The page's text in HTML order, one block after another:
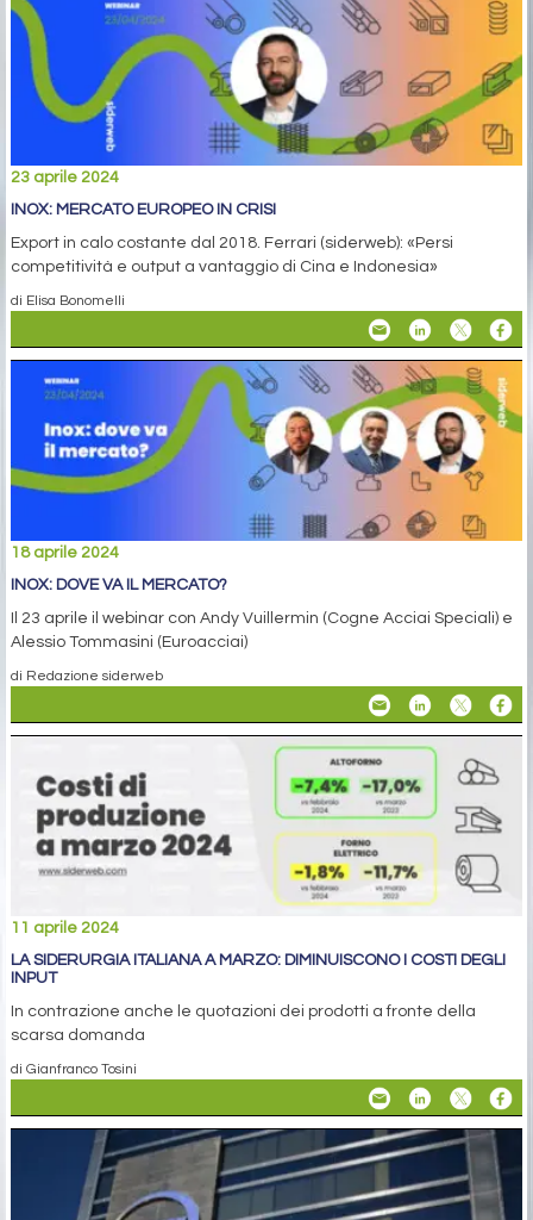
23 aprile 2024
INOX: MERCATO EUROPEO IN CRISI
Export in calo costante dal 2018. Ferrari (siderweb): «Persi
competitività e output a vantaggio di Cina e Indonesia»
di Elisa Bonomelli
18 aprile 2024
INOX: DOVE VA IL MERCATO?
Il 23 aprile il webinar con Andy Vuillermin (Cogne Acciai Speciali) e
Alessio Tommasini (Euroacciai)
di Redazione siderweb
11 aprile 2024
LA SIDERURGIA ITALIANA A MARZO: DIMINUISCONO I COSTI DEGLI
INPUT
In contrazione anche le quotazioni dei prodotti a fronte della
scarsa domanda
di Gianfranco Tosini